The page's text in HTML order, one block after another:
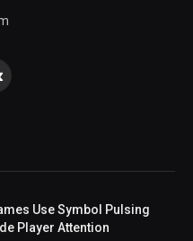
Use Symbol Pulsing
Player Attention